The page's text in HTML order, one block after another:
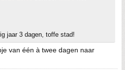
jaar 3 dagen, toffe stad!
van één à twee dagen naar